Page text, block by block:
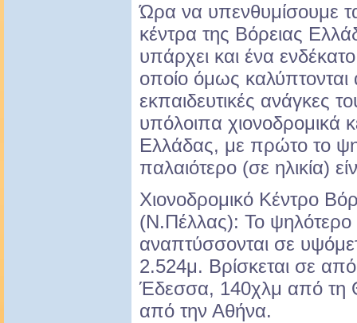
Ώρα να υπενθυμίσουμε
κέντρα της Βόρειας
υπάρχει και ένα
οποίο όμως καλύπτονται
εκπαιδευτικές ανάγκες
υπόλοιπα χιονοδρομικά
Ελλάδας, με πρώτο το
παλαιότερο (σε ηλικία)
Χιονοδρομικό Κέντρο
(Ν.Πέλλας): Το ψηλότερο
αναπτύσσονται σε
2.524μ. Βρίσκεται σε
Έδεσσα, 140χλμ από τη
από την Αθήνα.